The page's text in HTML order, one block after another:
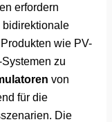
erfordern
bidirektionale
wie PV-
zu
von
für die
Die